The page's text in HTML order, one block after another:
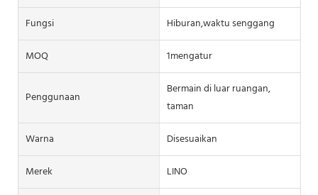
Fungsi
Hiburan,waktu senggang
MOQ
1mengatur
Penggunaan
Bermain di luar ruangan,
taman
Warna
Disesuaikan
Merek
LINO